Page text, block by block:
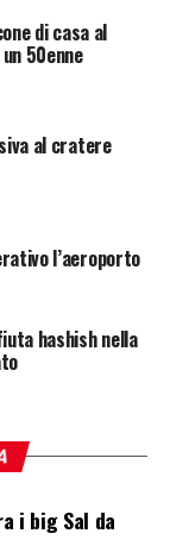
di casa al
50enne
al cratere
l’aeroporto
hashish nella
i big Sal da